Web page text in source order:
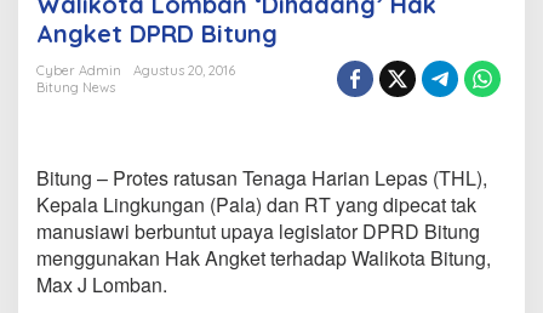
P
m
e
a
n
T
a
k
Angket DPRD Bitung
Cyber Admin
Agustus 20, 2016
Bitung News
Bitung – Protes ratusan Tenaga Harian Lepas (THL),
Kepala Lingkungan (Pala) dan RT yang dipecat tak
manusiawi berbuntut upaya legislator DPRD Bitung
menggunakan Hak Angket terhadap Walikota Bitung,
Max J Lomban.